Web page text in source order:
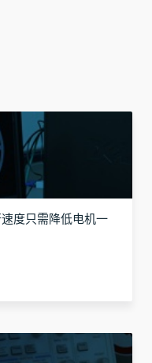
度只需降低电机一